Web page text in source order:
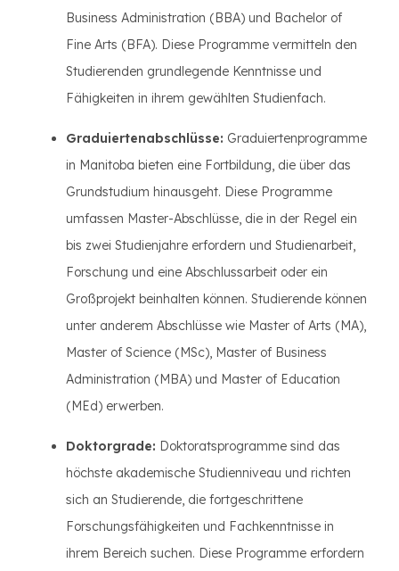
Business Administration (BBA) und Bachelor of
Fine Arts (BFA). Diese Programme vermitteln den
Studierenden grundlegende Kenntnisse und
Fähigkeiten in ihrem gewählten Studienfach.
Graduiertenabschlüsse: Graduiertenprogramme
in Manitoba bieten eine Fortbildung, die über das
Grundstudium hinausgeht. Diese Programme
umfassen Master-Abschlüsse, die in der Regel ein
bis zwei Studienjahre erfordern und Studienarbeit,
Forschung und eine Abschlussarbeit oder ein
Großprojekt beinhalten können. Studierende können
unter anderem Abschlüsse wie Master of Arts (MA),
Master of Science (MSc), Master of Business
Administration (MBA) und Master of Education
(MEd) erwerben.
Doktorgrade: Doktoratsprogramme sind das
höchste akademische Studienniveau und richten
sich an Studierende, die fortgeschrittene
Forschungsfähigkeiten und Fachkenntnisse in
ihrem Bereich suchen. Diese Programme erfordern